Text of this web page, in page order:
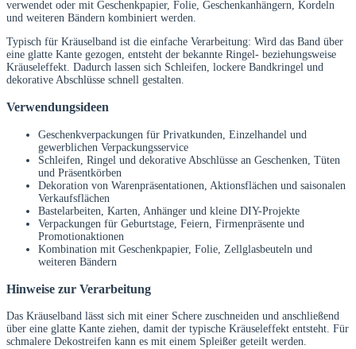
verwendet oder mit Geschenkpapier, Folie, Geschenkanhängern, Kordeln
und weiteren Bändern kombiniert werden.
Typisch für Kräuselband ist die einfache Verarbeitung: Wird das Band über
eine glatte Kante gezogen, entsteht der bekannte Ringel- beziehungsweise
Kräuseleffekt. Dadurch lassen sich Schleifen, lockere Bandkringel und
dekorative Abschlüsse schnell gestalten.
Verwendungsideen
Geschenkverpackungen für Privatkunden, Einzelhandel und
gewerblichen Verpackungsservice
Schleifen, Ringel und dekorative Abschlüsse an Geschenken, Tüten
und Präsentkörben
Dekoration von Warenpräsentationen, Aktionsflächen und saisonalen
Verkaufsflächen
Bastelarbeiten, Karten, Anhänger und kleine DIY-Projekte
Verpackungen für Geburtstage, Feiern, Firmenpräsente und
Promotionaktionen
Kombination mit Geschenkpapier, Folie, Zellglasbeuteln und
weiteren Bändern
Hinweise zur Verarbeitung
Das Kräuselband lässt sich mit einer Schere zuschneiden und anschließend
über eine glatte Kante ziehen, damit der typische Kräuseleffekt entsteht. Für
schmalere Dekostreifen kann es mit einem Spleißer geteilt werden.